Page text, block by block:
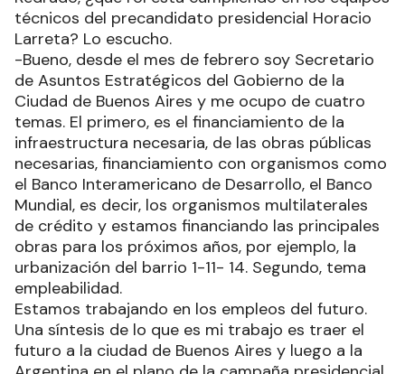
técnicos del precandidato presidencial Horacio
Larreta? Lo escucho.
-Bueno, desde el mes de febrero soy Secretario
de Asuntos Estratégicos del Gobierno de la
Ciudad de Buenos Aires y me ocupo de cuatro
temas. El primero, es el financiamiento de la
infraestructura necesaria, de las obras públicas
necesarias, financiamiento con organismos como
el Banco Interamericano de Desarrollo, el Banco
Mundial, es decir, los organismos multilaterales
de crédito y estamos financiando las principales
obras para los próximos años, por ejemplo, la
urbanización del barrio 1-11- 14. Segundo, tema
empleabilidad.
Estamos trabajando en los empleos del futuro.
Una síntesis de lo que es mi trabajo es traer el
futuro a la ciudad de Buenos Aires y luego a la